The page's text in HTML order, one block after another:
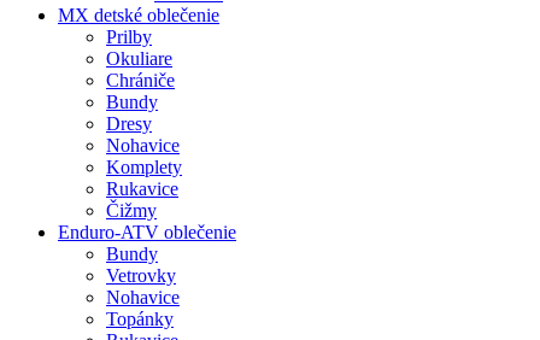
MX detské oblečenie
Prilby
Okuliare
Chrániče
Bundy
Dresy
Nohavice
Komplety
Rukavice
Čižmy
Enduro-ATV oblečenie
Bundy
Vetrovky
Nohavice
Topánky